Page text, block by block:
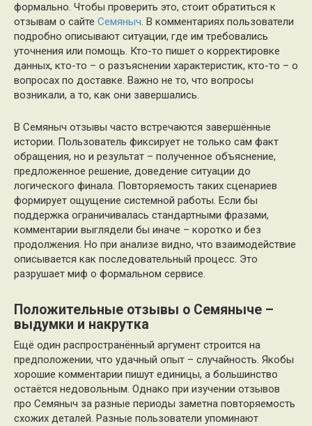
формально. Чтобы проверить это, стоит обратиться к
отзывам о сайте Семяныч. В комментариях пользователи
подробно описывают ситуации, где им требовались
уточнения или помощь. Кто-то пишет о корректировке
данных, кто-то – о разъяснении характеристик, кто-то – о
вопросах по доставке. Важно не то, что вопросы
возникали, а то, как они завершались.
В Семяныч отзывы часто встречаются завершённые
истории. Пользователь фиксирует не только сам факт
обращения, но и результат – полученное объяснение,
предложенное решение, доведение ситуации до
логического финала. Повторяемость таких сценариев
формирует ощущение системной работы. Если бы
поддержка ограничивалась стандартными фразами,
комментарии выглядели бы иначе – коротко и без
продолжения. Но при анализе видно, что взаимодействие
описывается как последовательный процесс. Это
разрушает миф о формальном сервисе.
Положительные отзывы о Семяныче –
выдумки и накрутка
Ещё один распространённый аргумент строится на
предположении, что удачный опыт – случайность. Якобы
хорошие комментарии пишут единицы, а большинство
остаётся недовольным. Однако при изучении отзывов
про Семяныч за разные периоды заметна повторяемость
схожих деталей. Разные пользователи упоминают